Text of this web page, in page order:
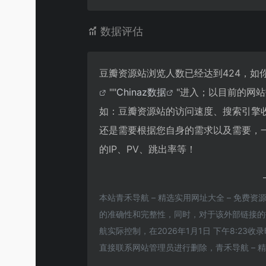
数据评估
豆瓣资源站浏览人数已经达到424，如
""Chinaz数据
"进入；以目前的网
如：豆瓣资源站的访问速度、搜索引
还是需要根据您自身的需求以及需要
的IP、PV、跳出率等！
本站青禾导航 – 精选实用网址大全 – 免费资
的准确性和完整性，同时，对于该外部链接
航实际控制，在2026年1月1日 下午8:23收
直接联系网站管理员进行删除，青禾导航 –